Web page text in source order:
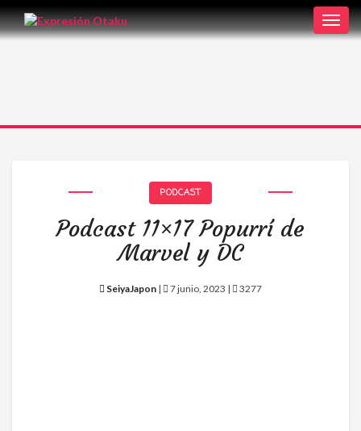
PODCAST
Podcast 11×17 Popurrí de
Marvel y DC
SeiyaJapon | 7 junio, 2023 | 3277